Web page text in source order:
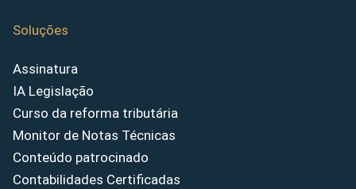
Soluções
Assinatura
IA Legislação
Curso da reforma tributária
Monitor de Notas Técnicas
Conteúdo patrocinado
Contabilidades Certificadas